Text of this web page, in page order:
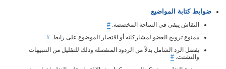
ضوابط كتابة المواضيع
النقاش يبقى في الساحة المخصصة. #
ممنوع ترويج العضو لمشاركاته أو اقتصار الموضوع على رابط. #
يفضل الرد الشامل بدلاً من الردود المنفصلة وذلك للتقليل من التنبيهات
والتشتت. #